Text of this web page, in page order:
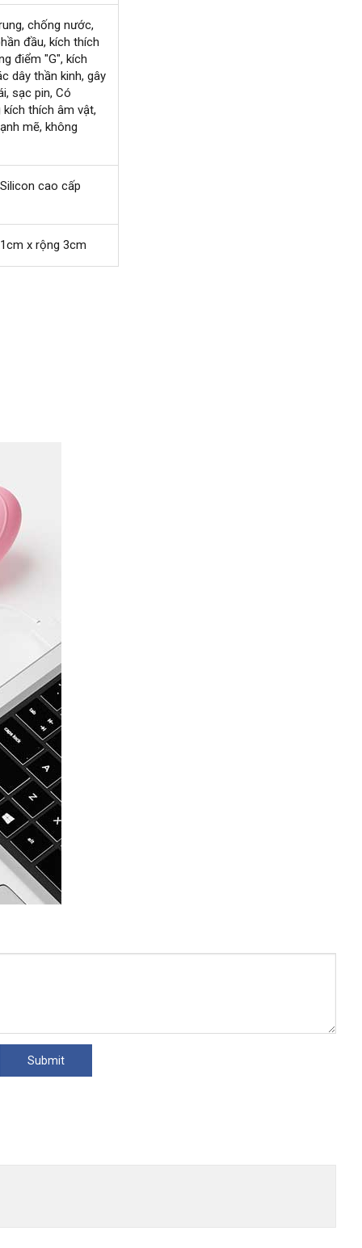
facebook
, chống nướcở
đâu
,
đầuĐức
, kích thích
điểm "G"thống
kê
, kích
dây thần kinhchiết
, gây
đại
lý
, sạc pinnhận
xét
, Có
kích thích âm vậtkhuyến
,
mẽmua
, không
cao cấp
x rộng 3cm